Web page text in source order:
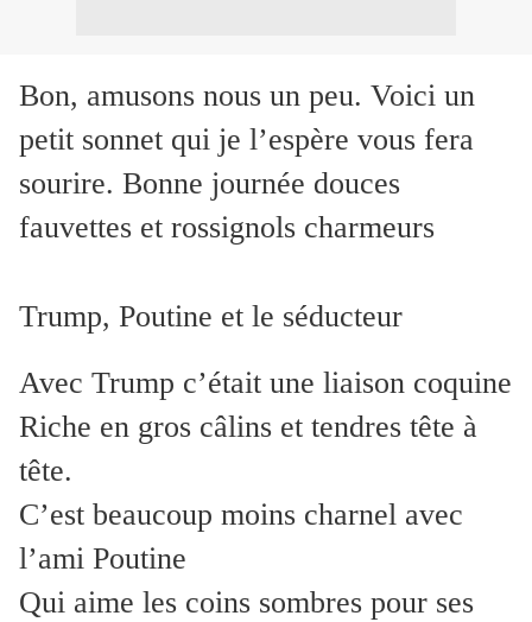
Bon, amusons nous un peu. Voici un
petit sonnet qui je l’espère vous fera
sourire. Bonne journée douces
fauvettes et rossignols charmeurs
Trump, Poutine et le séducteur
Avec Trump c’était une liaison coquine
Riche en gros câlins et tendres tête à
tête.
C’est beaucoup moins charnel avec
l’ami Poutine
Qui aime les coins sombres pour ses